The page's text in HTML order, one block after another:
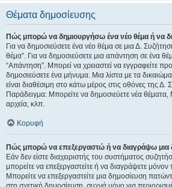
Θέματα δημοσίευσης
Πώς μπορώ να δημιουργήσω ένα νέο θέμα ή να
Για να δημοσιεύσετε ένα νέο θέμα σε μια Δ.
θέμα”. Για να δημοσιεύσετε μια απάντηση σε ένα
“Απάντηση”. Μπορεί να χρειαστεί να εγγραφείτε
δημοσιεύσετε ένα μήνυμα. Μια λίστα με τα
είναι διαθέσιμη στο κάτω μέρος στις οθόνες της Δ.
Παράδειγμα: Μπορείτε να δημοσιεύετε νέα θέματα,
αρχεία, κλπ.
Κορυφή
Πώς μπορώ να επεξεργαστώ ή να διαγράψω μια
Εάν δεν είστε διαχειριστής του συστήματος
μπορείτε να επεξεργαστείτε ή να διαγράψετε
Μπορείτε να επεξεργαστείτε μια δημοσίευση